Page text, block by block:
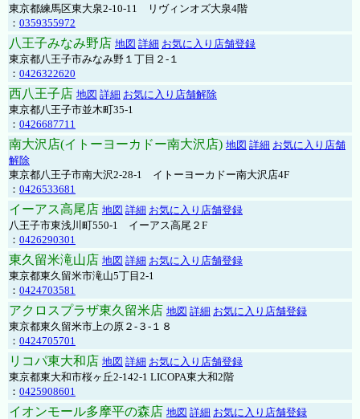
東京都練馬区東大泉2-10-11 リヴィンオズ大泉4階
： 0359355972
八王子みなみ野店 地図 詳細 お気に入り店舗登録
東京都八王子市みなみ野１丁目２-１
： 0426322620
西八王子店 地図 詳細 お気に入り店舗解除
東京都八王子市並木町35-1
： 0426687711
南大沢店(イトーヨーカドー南大沢店) 地図 詳細 お気に入り店舗
解除
東京都八王子市南大沢2-28-1 イトーヨーカドー南大沢店4F
： 0426533681
イーアス高尾店 地図 詳細 お気に入り店舗登録
八王子市東浅川町550-1 イーアス高尾２F
： 0426290301
東久留米滝山店 地図 詳細 お気に入り店舗登録
東京都東久留米市滝山5丁目2-1
： 0424703581
アクロスプラザ東久留米店 地図 詳細 お気に入り店舗登録
東京都東久留米市上の原２-３-１８
： 0424705701
リコパ東大和店 地図 詳細 お気に入り店舗登録
東京都東大和市桜ヶ丘2-142-1 LICOPA東大和2階
： 0425908601
イオンモール多摩平の森店 地図 詳細 お気に入り店舗登録